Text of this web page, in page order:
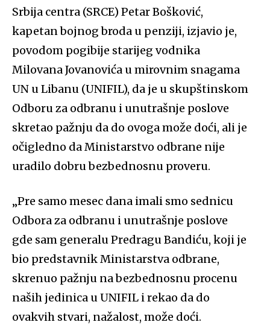
Srbija centra (SRCE) Petar Bošković,
kapetan bojnog broda u penziji, izjavio je,
povodom pogibije starijeg vodnika
Milovana Jovanovića u mirovnim snagama
UN u Libanu (UNIFIL), da je u skupštinskom
Odboru za odbranu i unutrašnje poslove
skretao pažnju da do ovoga može doći, ali je
očigledno da Ministarstvo odbrane nije
uradilo dobru bezbednosnu proveru.
„Pre samo mesec dana imali smo sednicu
Odbora za odbranu i unutrašnje poslove
gde sam generalu Predragu Bandiću, koji je
bio predstavnik Ministarstva odbrane,
skrenuo pažnju na bezbednosnu procenu
naših jedinica u UNIFIL i rekao da do
ovakvih stvari, nažalost, može doći.